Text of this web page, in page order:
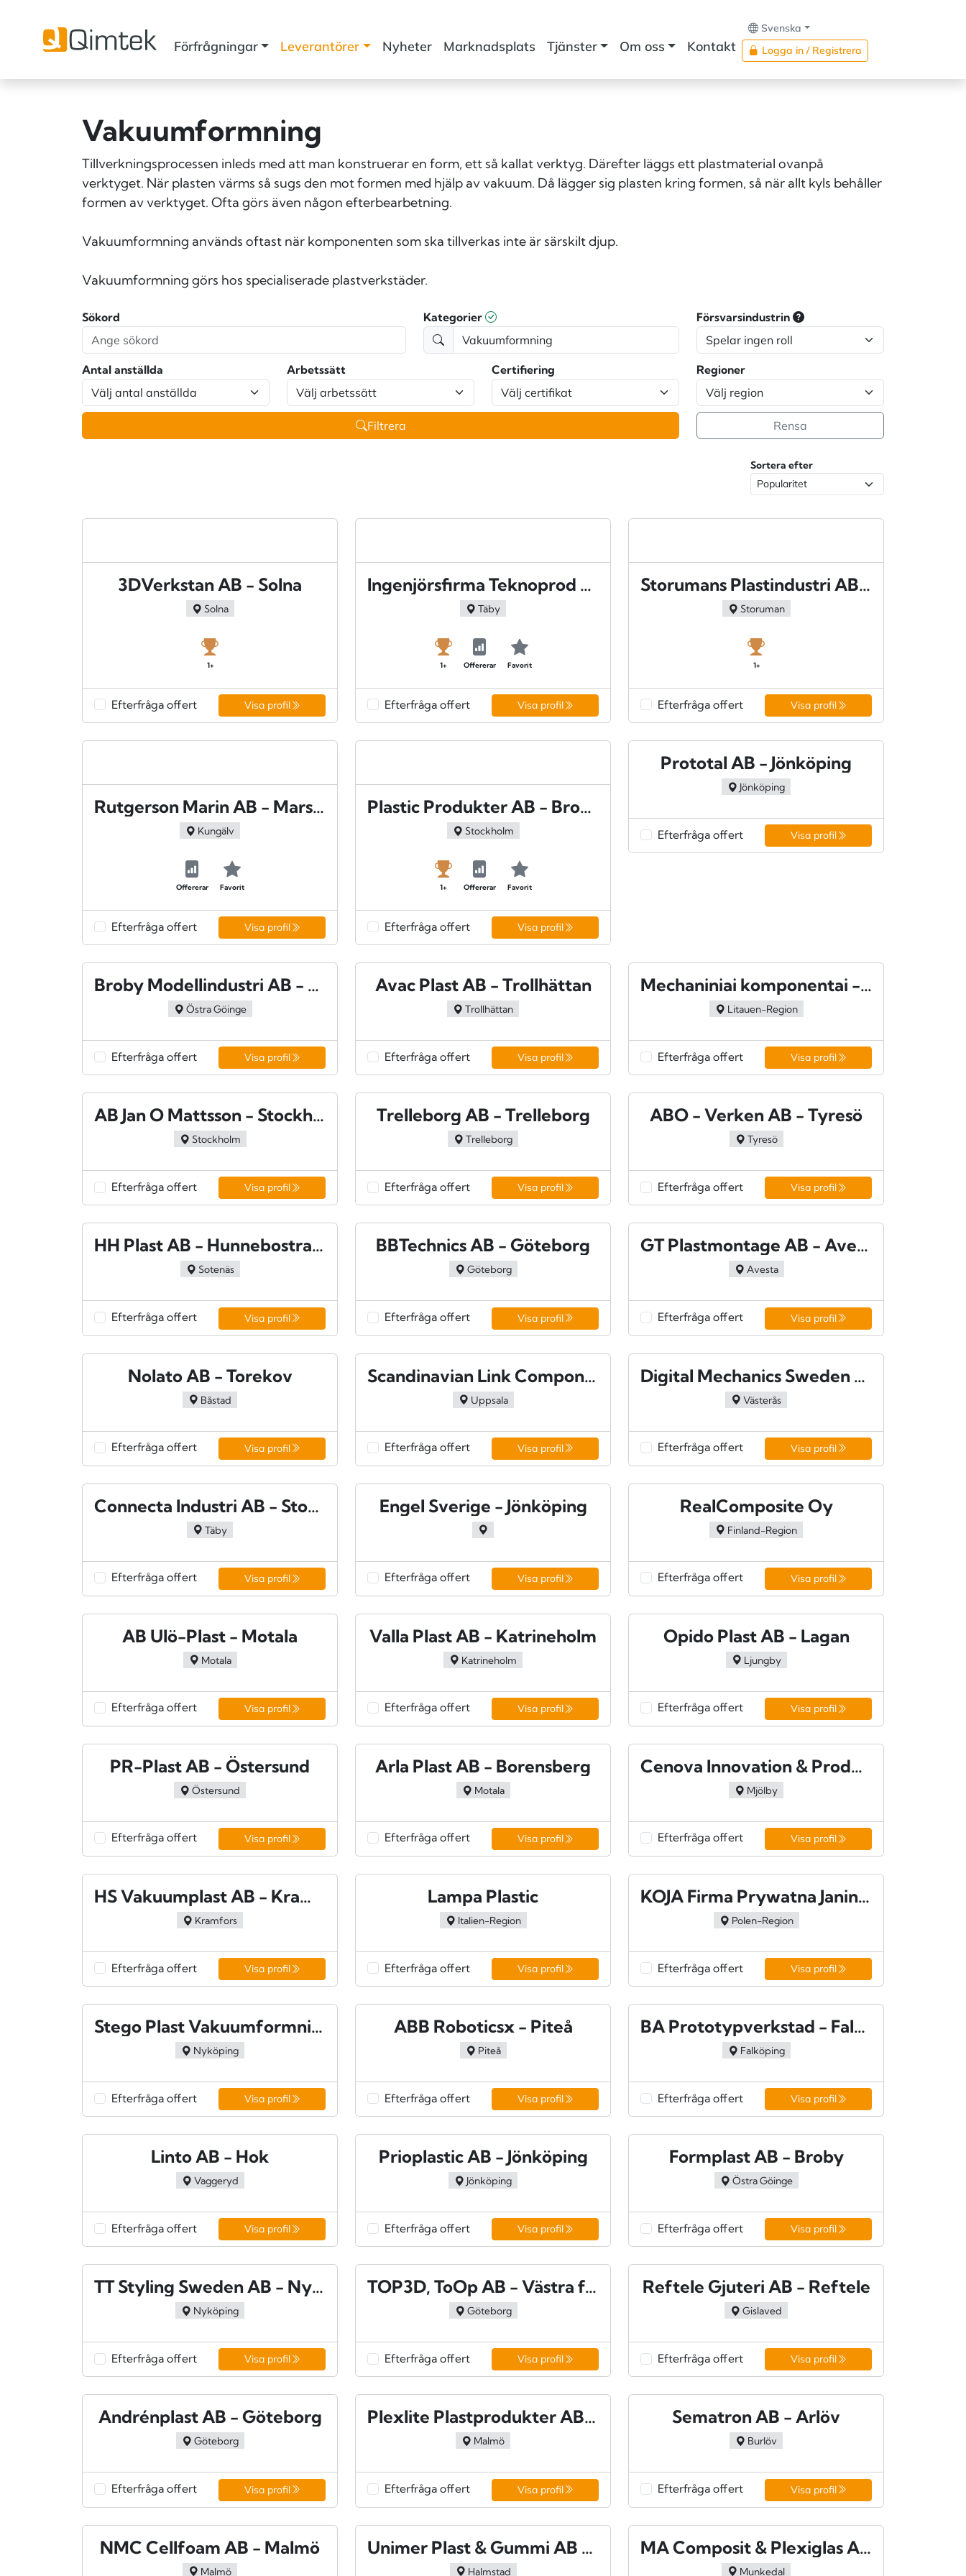
Förfrågningar Leverantörer Nyheter Marknadsplats Tjänster Om oss Kontakt
Svenska
Logga in / Registrera
Vakuumformning
Tillverkningsprocessen inleds med att man konstruerar en form, ett så kallat verktyg. Därefter läggs ett plastmaterial ovanpå
verktyget. När plasten värms så sugs den mot formen med hjälp av vakuum. Då lägger sig plasten kring formen, så när allt kyls behåller
formen av verktyget. Ofta görs även någon efterbearbetning.
Vakuumformning används oftast när komponenten som ska tillverkas inte är särskilt djup.
Vakuumformning görs hos specialiserade plastverkstäder.
Sökord Kategorier Försvarsindustrin
Antal anställda Arbetssätt Certifiering Regioner
Filtrera Rensa
Sortera efter
3DVerkstan AB - Solna
Solna
1+
Efterfråga offert Visa profil
Ingenjörsfirma Teknoprod AB - Täby
Täby
1+ Offererar Favorit
Efterfråga offert Visa profil
Storumans Plastindustri AB - Barsele
Storuman
1+
Efterfråga offert Visa profil
Rutgerson Marin AB - Marstrand
Kungälv
Offererar Favorit
Efterfråga offert Visa profil
Plastic Produkter AB - Bromma
Stockholm
1+ Offererar Favorit
Efterfråga offert Visa profil
Prototal AB - Jönköping
Jönköping
Efterfråga offert Visa profil
Broby Modellindustri AB - Broby
Östra Göinge
Efterfråga offert Visa profil
Avac Plast AB - Trollhättan
Trollhättan
Efterfråga offert Visa profil
Mechaniniai komponentai - Litauen
Litauen-Region
Efterfråga offert Visa profil
AB Jan O Mattsson - Stockholm
Stockholm
Efterfråga offert Visa profil
Trelleborg AB - Trelleborg
Trelleborg
Efterfråga offert Visa profil
ABO - Verken AB - Tyresö
Tyresö
Efterfråga offert Visa profil
HH Plast AB - Hunnebostrand
Sotenäs
Efterfråga offert Visa profil
BBTechnics AB - Göteborg
Göteborg
Efterfråga offert Visa profil
GT Plastmontage AB - Avesta
Avesta
Efterfråga offert Visa profil
Nolato AB - Torekov
Båstad
Efterfråga offert Visa profil
Scandinavian Link Components AB - Uppsala
Uppsala
Efterfråga offert Visa profil
Digital Mechanics Sweden AB - Västerås
Västerås
Efterfråga offert Visa profil
Connecta Industri AB - Stockholm
Täby
Efterfråga offert Visa profil
Engel Sverige - Jönköping
Efterfråga offert Visa profil
RealComposite Oy
Finland-Region
Efterfråga offert Visa profil
AB Ulö-Plast - Motala
Motala
Efterfråga offert Visa profil
Valla Plast AB - Katrineholm
Katrineholm
Efterfråga offert Visa profil
Opido Plast AB - Lagan
Ljungby
Efterfråga offert Visa profil
PR-Plast AB - Östersund
Östersund
Efterfråga offert Visa profil
Arla Plast AB - Borensberg
Motala
Efterfråga offert Visa profil
Cenova Innovation & Produktion AB - Mjölby
Mjölby
Efterfråga offert Visa profil
HS Vakuumplast AB - Kramfors
Kramfors
Efterfråga offert Visa profil
Lampa Plastic
Italien-Region
Efterfråga offert Visa profil
KOJA Firma Prywatna Janina Konopka
Polen-Region
Efterfråga offert Visa profil
Stego Plast Vakuumformning AB - Nyköping
Nyköping
Efterfråga offert Visa profil
ABB Roboticsx - Piteå
Piteå
Efterfråga offert Visa profil
BA Prototypverkstad - Falköping
Falköping
Efterfråga offert Visa profil
Linto AB - Hok
Vaggeryd
Efterfråga offert Visa profil
Prioplastic AB - Jönköping
Jönköping
Efterfråga offert Visa profil
Formplast AB - Broby
Östra Göinge
Efterfråga offert Visa profil
TT Styling Sweden AB - Nyköping
Nyköping
Efterfråga offert Visa profil
TOP3D, ToOp AB - Västra frölunda
Göteborg
Efterfråga offert Visa profil
Reftele Gjuteri AB - Reftele
Gislaved
Efterfråga offert Visa profil
Andrénplast AB - Göteborg
Göteborg
Efterfråga offert Visa profil
Plexlite Plastprodukter AB - Malmö
Malmö
Efterfråga offert Visa profil
Sematron AB - Arlöv
Burlöv
Efterfråga offert Visa profil
NMC Cellfoam AB - Malmö
Malmö
Unimer Plast & Gummi AB - Halmstad
Halmstad
MA Composit & Plexiglas AB - Dingle
Munkedal